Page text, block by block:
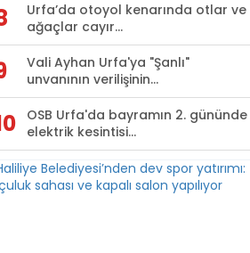
Urfa’da otoyol kenarında otlar ve
ağaçlar cayır...
Vali Ayhan Urfa'ya "Şanlı"
unvanının verilişinin...
OSB Urfa'da bayramın 2. gününde
elektrik kesintisi...